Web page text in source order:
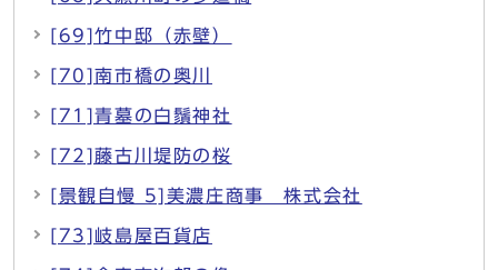
[69]竹中邸（赤壁）
[70]南市橋の奥川
[71]青墓の白鬚神社
[72]藤古川堤防の桜
[景観自慢 5]美濃庄商事 株式会社
[73]岐島屋百貨店